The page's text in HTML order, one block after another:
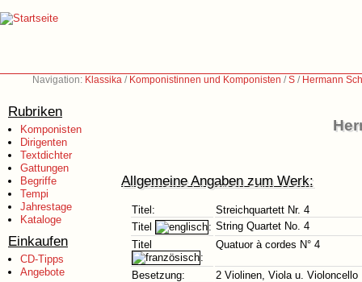
Navigation: Klassika / Komponistinnen und Komponisten /S / Hermann
Rubriken
Komponisten
Dirigenten
Textdichter
Gattungen
Begriffe
Tempi
Jahrestage
Kataloge
Einkaufen
CD-Tipps
Angebote
Allgemeine Angaben zum Werk:
Titel:
Streichquartett Nr. 4
Titel
: String Quartet No. 4
Titel
:
Quatuor à cordes N° 4
Besetzung:
2 Violinen, Viola u. Violoncello